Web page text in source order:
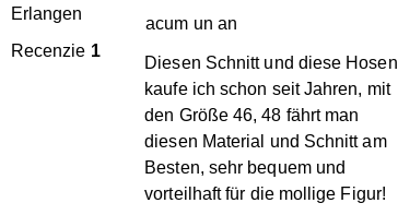
Erlangen
Recenzie 1
acum un an
Diesen Schnitt und diese Hosen
kaufe ich schon seit Jahren, mit
den Größe 46, 48 fährt man
diesen Material und Schnitt am
Besten, sehr bequem und
vorteilhaft für die mollige Figur!